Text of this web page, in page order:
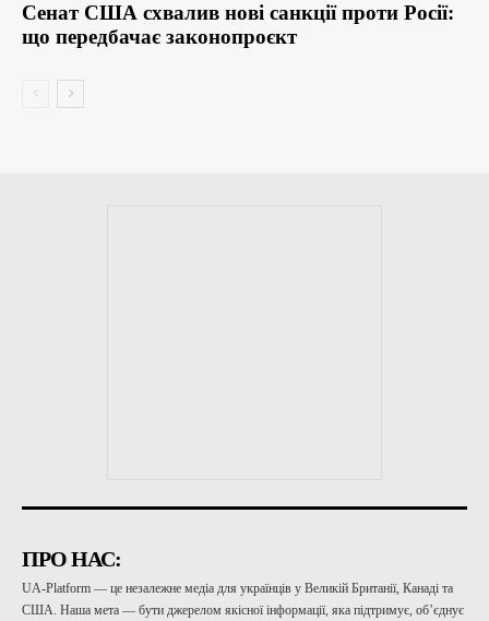
Сенат США схвалив нові санкції проти Росії:
що передбачає законопроєкт
ПРО НАС:
UA-Platform — це незалежне медіа для українців у Великій Британії, Канаді та
США. Наша мета — бути джерелом якісної інформації, яка підтримує, об’єднує